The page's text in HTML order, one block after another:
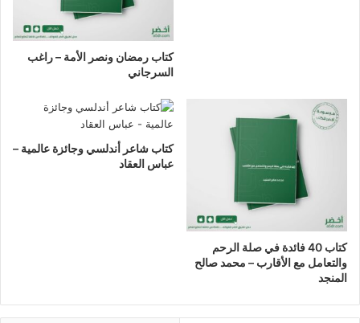
كتاب رمضان ونصر الأمة – راغب
السرجاني
كتاب 40 فائدة في صلة الرحم
والتعامل مع الأقارب – محمد صالح
المنجد
كتاب شاعر أندلسي وجائزة عالمية –
عباس العقاد